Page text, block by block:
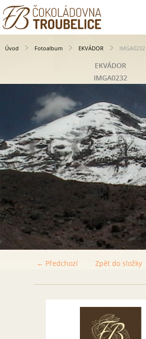
Úvod Fotoalbum EKVÁDOR IMGA0232
EKVÁDOR
IMGA0232
← Předchozí Zpět do složky